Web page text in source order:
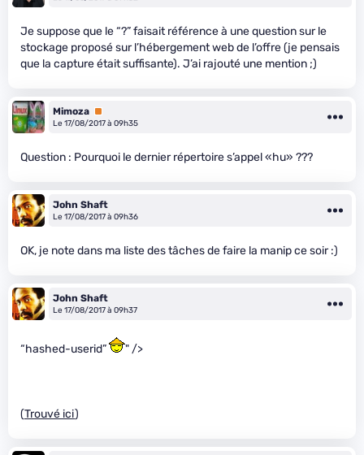
Je suppose que le “?” faisait référence à une question sur le
stockage proposé sur l’hébergement web de l’offre (je pensais
que la capture était suffisante). J’ai rajouté une mention ;)
Mimoza Premium
Le 17/08/2017 à 09h35
Question : Pourquoi le dernier répertoire s’appel «hu» ???
John Shaft
Le 17/08/2017 à 09h36
OK, je note dans ma liste des tâches de faire la manip ce soir :)
John Shaft
Le 17/08/2017 à 09h37
“hashed-userid” " />
(Trouvé ici)